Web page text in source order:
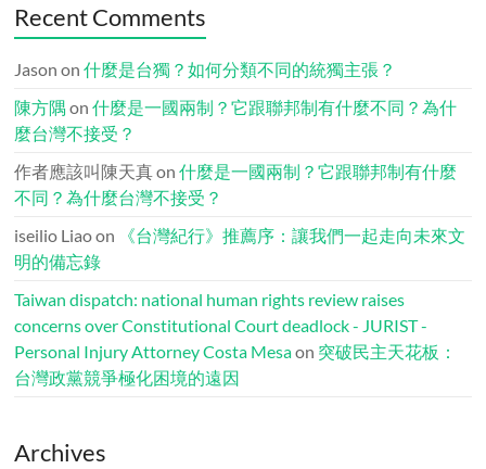
Recent Comments
Jason on什麼是台獨？如何分類不同的統獨主張？
陳方隅 on什麼是一國兩制？它跟聯邦制有什麼不同？為什
麼台灣不接受？
作者應該叫陳天真 on什麼是一國兩制？它跟聯邦制有什麼
不同？為什麼台灣不接受？
iseilio Liaoon
《台灣紀行》推薦序：讓我們一起走向未來文
明的備忘錄
Taiwan dispatch: national human rights review raises
concerns over Constitutional Court deadlock - JURIST -
Personal Injury Attorney Costa Mesaon 突破民主天花板：
台灣政黨競爭極化困境的遠因
Archives